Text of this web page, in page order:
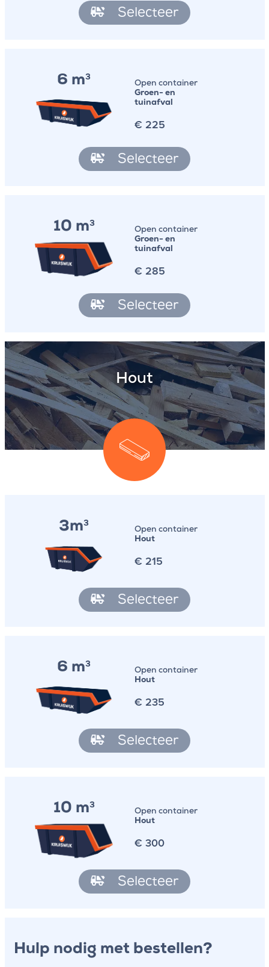
Selecteer
6 m3
Open container
Groen- en
tuinafval
€ 225
Selecteer
10 m3
Open container
Groen- en
tuinafval
€ 285
Selecteer
Hout
3m3
Open container
Hout
€ 215
Selecteer
6 m3
Open container
Hout
€ 235
Selecteer
10 m3
Open container
Hout
€ 300
Selecteer
Hulp nodig met bestellen?